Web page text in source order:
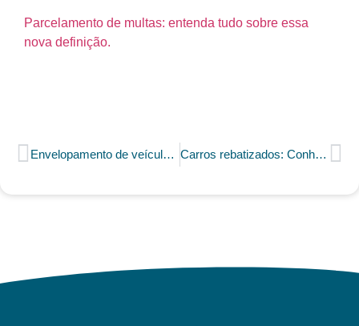
Parcelamento de multas: entenda tudo sobre essa
nova definição.
Envelopamento de veículos: Entenda mais sobre essa modificação Carros rebatizados: Conheça a lista dos que mudaram de nome.